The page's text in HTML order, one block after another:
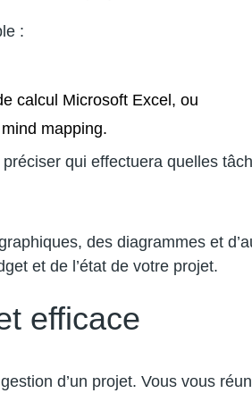
:
calcul Microsoft Excel, ou
mapping.
qui effectuera quelles
des diagrammes et
et de l’état de votre projet.
efficace
d’un projet. Vous vous